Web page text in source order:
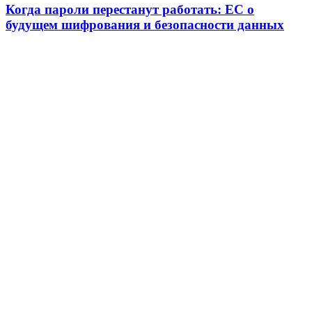
Когда пароли перестанут работать: ЕС о
будущем шифрования и безопасности данных